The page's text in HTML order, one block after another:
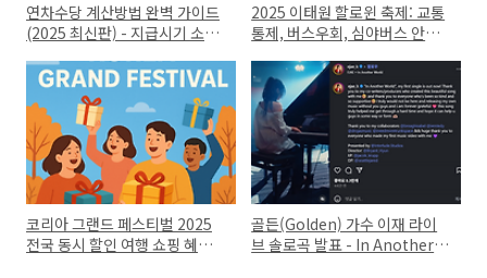
연차수당 계산방법 완벽 가이드
(2025 최신판) - 지급시기 소멸
2025 이태원 할로윈 축제: 교통
통제, 버스우회, 심야버스 안전
코리아 그랜드 페스티벌 2025
전국 동시 할인 여행 쇼핑 혜택
골든(Golden) 가수 이재 라이
브 솔로곡 발표 - In Another